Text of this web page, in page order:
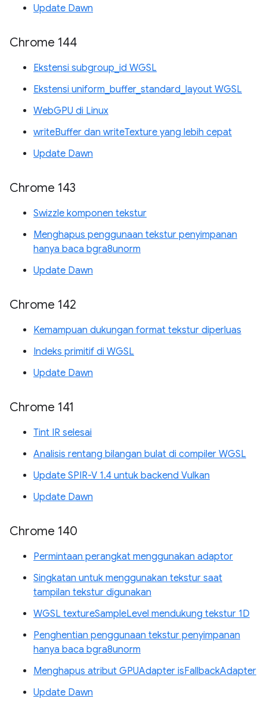
Update Dawn
Chrome 144
Ekstensi subgroup_id WGSL
Ekstensi uniform_buffer_standard_layout WGSL
WebGPU di Linux
writeBuffer dan writeTexture yang lebih cepat
Update Dawn
Chrome 143
Swizzle komponen tekstur
Menghapus penggunaan tekstur penyimpanan
hanya baca bgra8unorm
Update Dawn
Chrome 142
Kemampuan dukungan format tekstur diperluas
Indeks primitif di WGSL
Update Dawn
Chrome 141
Tint IR selesai
Analisis rentang bilangan bulat di compiler WGSL
Update SPIR-V 1.4 untuk backend Vulkan
Update Dawn
Chrome 140
Permintaan perangkat menggunakan adaptor
Singkatan untuk menggunakan tekstur saat
tampilan tekstur digunakan
WGSL textureSampleLevel mendukung tekstur 1D
Penghentian penggunaan tekstur penyimpanan
hanya baca bgra8unorm
Menghapus atribut GPUAdapter isFallbackAdapter
Update Dawn